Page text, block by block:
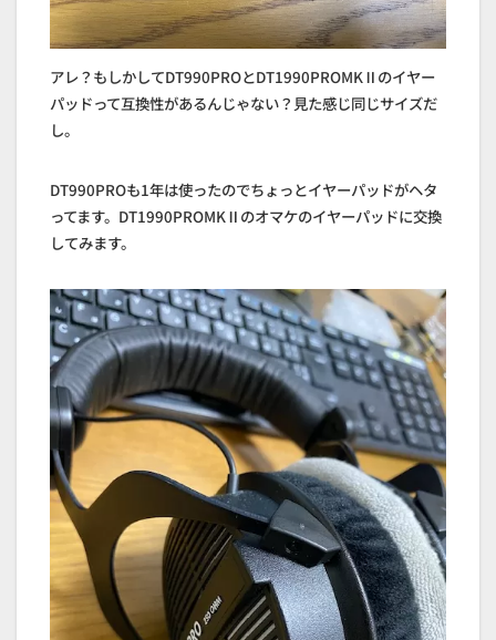
アレ？もしかしてDT990PROとDT1990PROMKⅡのイヤー
パッドって互換性があるんじゃない？見た感じ同じサイズだ
し。
DT990PROも1年は使ったのでちょっとイヤーパッドがヘタ
ってます。DT1990PROMKⅡのオマケのイヤーパッドに交換
してみます。